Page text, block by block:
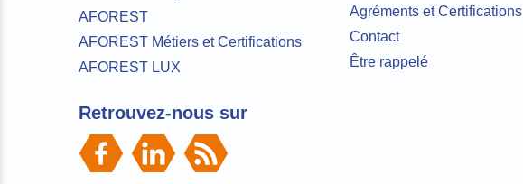
AFOREST
AFOREST Métiers et Certifications
AFOREST LUX
Retrouvez-nous sur
Agréments et Certifications
Contact
Être rappelé